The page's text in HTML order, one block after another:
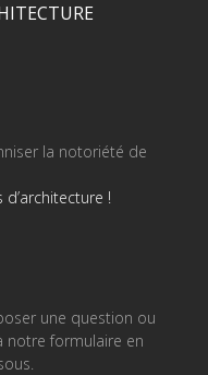
la notoriété de
!
une question ou
notre formulaire en